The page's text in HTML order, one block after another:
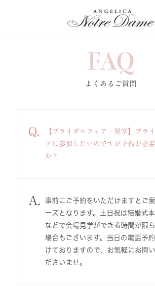
FAQ
よくあるご質問
Q.
【ブライダルフェア・見学】ブラ
アに参加したいのですが予約が必
か？
A.
事前にご予約をいただけますとご
ーズとなります。土日祝は結婚式
などで会場見学ができる時間が限
場合もございます。当日の電話予
けておりますので、お気軽にお問
ださいませ。